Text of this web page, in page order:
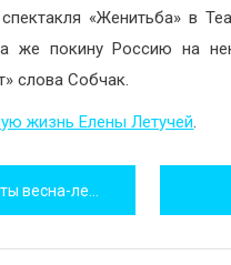
«Женитьба» в
же покину Россию на
слова Собчак.
жизнь Елены Летучей.
лето 2015